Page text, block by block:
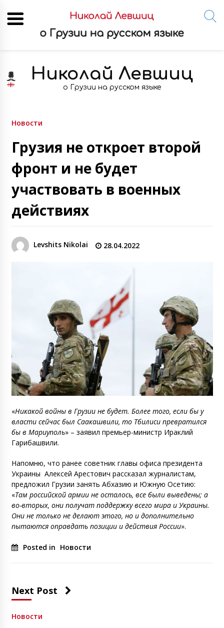
content
Николай Левшиц
о Грузии на русском языке
Новости
Грузия не откроет второй
фронт и не будет
участвовать в военных
действиях
Levshits Nikolai 28.04.2022
«Никакой войны в Грузии не будет. Более того, если бы у
власти сейчас был Саакашвили, то Тбилиси превратился
бы в Мариуполь» – заявил премьер-министр Ираклий
Гарибашвили.
Напомню, что ранее советник главы офиса президента
Украины Алексей Арестович рассказал журналистам,
предложил Грузии занять Абхазию и Южную Осетию:
«Там российской армии не осталось, все были выведены; а
во-вторых, они получат поддержку всего мира и Украины.
Они не только не делают этого, но и дополнительно
пытаются оправдать позиции и действия России».
Posted in Новости
Next Post
Новости